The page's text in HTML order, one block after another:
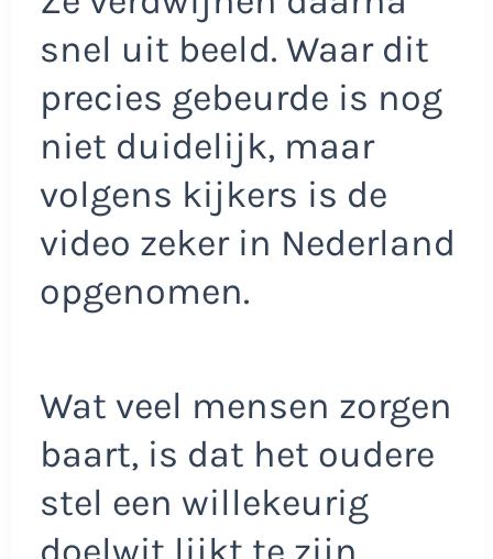
snel uit beeld. Waar dit
precies gebeurde is nog
niet duidelijk, maar
volgens kijkers is de
video zeker in Nederland
opgenomen.
Wat veel mensen zorgen
baart, is dat het oudere
stel een willekeurig